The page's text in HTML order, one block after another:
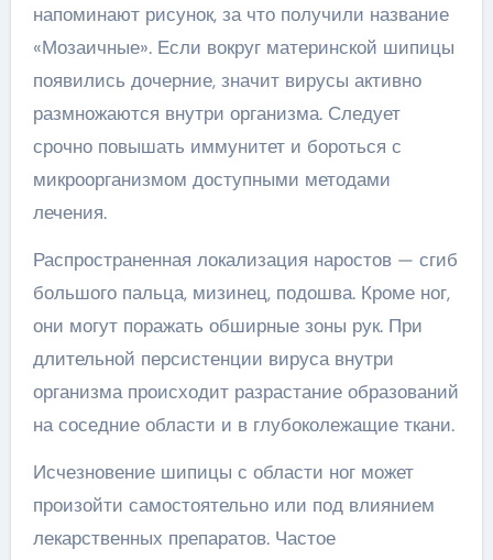
напоминают рисунок, за что получили название
«Мозаичные». Если вокруг материнской шипицы
появились дочерние, значит вирусы активно
размножаются внутри организма. Следует
срочно повышать иммунитет и бороться с
микроорганизмом доступными методами
лечения.
Распространенная локализация наростов — сгиб
большого пальца, мизинец, подошва. Кроме ног,
они могут поражать обширные зоны рук. При
длительной персистенции вируса внутри
организма происходит разрастание образований
на соседние области и в глубоколежащие ткани.
Исчезновение шипицы с области ног может
произойти самостоятельно или под влиянием
лекарственных препаратов. Частое